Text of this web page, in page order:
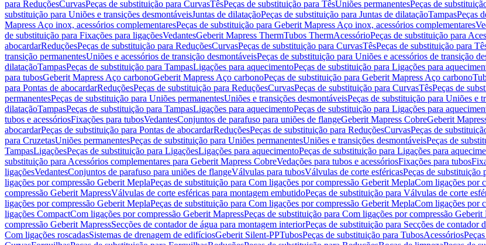
para ReduçõesCurvasPeças de substituição para CurvasTêsPeças de substituição para TêsUniões permanentesPeças de
substituição para Uniões e transições desmontáveisJuntas de dilataçãoPeças de substituição para Juntas de dilataçãoTampasPeças
Mapress Aço inox, acessórios complementaresPeças de substituição para Geberit Mapress Aço inox, acessórios complementares
de substituição para Fixações para ligaçõesVedantesGeberit Mapress ThermTubos ThermAcessórioPeças de substituição para
abocardarReduçõesPeças de substituição para ReduçõesCurvasPeças de substituição para CurvasTêsPeças de substituição para
transição permanentesUniões e acessórios de transição desmontáveisPeças de substituição para Uniões e acessórios de transição
dilataçãoTampasPeças de substituição para TampasLigações para aquecimentoPeças de substituição para Ligações para
para tubosGeberit Mapress Aço carbonoGeberit Mapress Aço carbonoPeças de substituição para Geberit Mapress Aço carbono
para Pontas de abocardarReduçõesPeças de substituição para ReduçõesCurvasPeças de substituição para CurvasTêsPeças de
permanentesPeças de substituição para Uniões permanentesUniões e transições desmontáveisPeças de substituição para Uniões e
dilataçãoTampasPeças de substituição para TampasLigações para aquecimentoPeças de substituição para Ligações para
tubos e acessóriosFixações para tubosVedantesConjuntos de parafuso para uniões de flangeGeberit Mapress CobreGeberit
abocardarPeças de substituição para Pontas de abocardarReduçõesPeças de substituição para ReduçõesCurvasPeças de
para CruzetasUniões permanentesPeças de substituição para Uniões permanentesUniões e transições desmontáveisPeças de
TampasLigaçõesPeças de substituição para LigaçõesLigações para aquecimentoPeças de substituição para Ligações para
substituição para Acessórios complementares para Geberit Mapress CobreVedações para tubos e acessóriosFixações para tubos
ligaçõesVedantesConjuntos de parafuso para uniões de flangeVálvulas para tubosVálvulas de corte esféricasPeças de substituição
ligações por compressão Geberit MeplaPeças de substituição para Com ligações por compressão Geberit MeplaCom ligações por
compressão Geberit MapressVálvulas de corte esféricas para montagem embutidoPeças de substituição para Válvulas de corte
ligações por compressão Geberit MeplaPeças de substituição para Com ligações por compressão Geberit MeplaCom ligações por
ligações CompactCom ligações por compressão Geberit MapressPeças de substituição para Com ligações por compressão Geberit
compressão Geberit MapressSecções de contador de água para montagem interiorPeças de substituição para Secções de contador
Com ligações roscadasSistemas de drenagem de edifíciosGeberit Silent-PPTubosPeças de substituição para TubosAcessórios